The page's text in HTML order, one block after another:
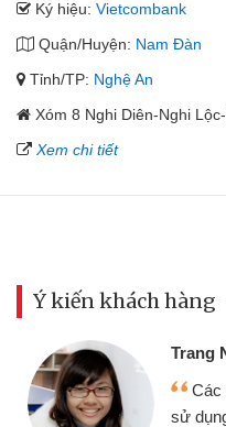
Ký hiệu: Vietcombank
Quận/Huyện: Nam Đàn
Tỉnh/TP: Nghệ An
Xóm 8 Nghi Diên-Nghi Lộc-
Xem chi tiết
Ý kiến khách hàng
Trang
Các
sử